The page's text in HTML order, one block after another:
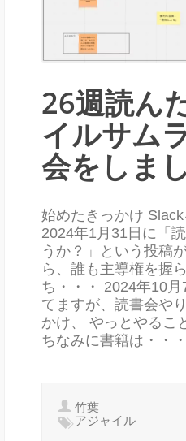
26週読ん
イルサム
会をしま
始めたきっかけ Slack
2024年1月31日に「
うか？」という投稿
ら、誰も主導権を握
ち・・・ 2024年10
てますが、読書会や
かけ、 やっとやるこ
ちなみに書籍は・・・
竹葉
アジャイル